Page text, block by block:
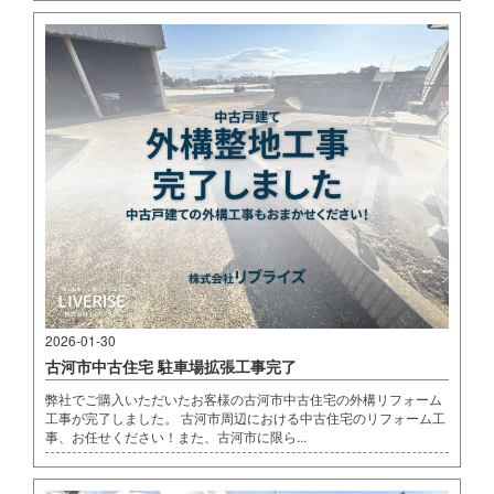
2026-01-30
古河市中古住宅 駐車場拡張工事完了
弊社でご購入いただいたお客様の古河市中古住宅の外構リフォーム
工事が完了しました。 古河市周辺における中古住宅のリフォーム工
事、お任せください！また、古河市に限ら...